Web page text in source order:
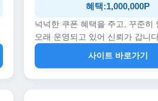
혜택:1,000,000P
넉넉한 쿠폰 혜택을 주고, 꾸준히
오래 운영되고 있어 신뢰가 갑니
사이트 바로가기